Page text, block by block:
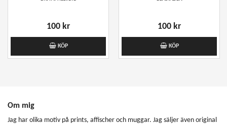
100 kr
KÖP
100 kr
KÖP
Om mig
Jag har olika motiv på prints, affischer och muggar. Jag säljer även original